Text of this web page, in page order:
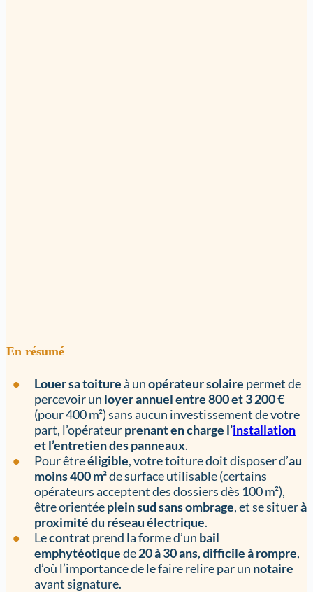
En résumé
Louer sa toitureà unopérateur solaire permet de
percevoir un loyer annuel entre 800 et 3 200 €
(pour 400 m²)sans aucun investissement de votre
part, l’opérateurprenant en charge l’installation
et l’entretien des panneaux.
Pour êtreéligible, votre toiture doit disposer d’au
moins 400 m²de surface utilisable (certains
opérateurs acceptent des dossiers dès 100 m²),
être orientéeplein sud sans ombrage, et se situerà
proximité du réseau électrique.
Lecontratprend la forme d’un bail
emphytéotiquede20 à 30 ans,difficile à rompre,
d’où l’importance de le faire relire par un notaire
avant signature.